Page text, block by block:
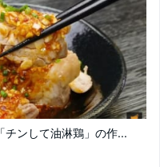
チンして油淋鶏」の作...